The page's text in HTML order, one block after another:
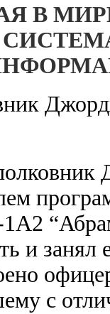
В
и занял
с